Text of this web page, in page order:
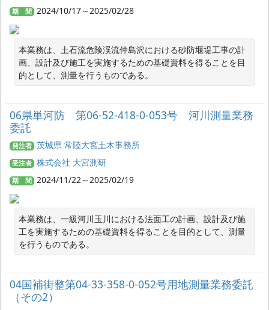
期 間 2024/10/17～2025/02/28
本業務は、土石流危険渓流仲島沢における砂防堰堤工事の計
画、設計及び施工を実施するための基礎資料を得ることを目
的として、測量を行うものである。
06県単河防 第06-52-418-0-053号 河川測量業務
委託
発注者 茨城県 常陸大宮土木事務所
受注者 株式会社 大宮測研
期 間 2024/11/22～2025/02/19
本業務は、一級河川玉川における法面工の計画、設計及び施
工を実施するための基礎資料を得ることを目的として、測量
を行うものである。
04国補街整第04-33-358-0-052号用地測量業務委託
（その2）